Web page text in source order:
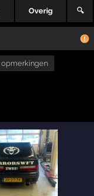
Overig 🔍